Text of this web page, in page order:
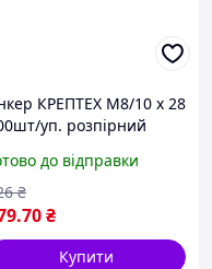
КРЕПТЕХ M8/10 х 28
уп. розпірний
TM
до відправки
.70₴
₴
Купити